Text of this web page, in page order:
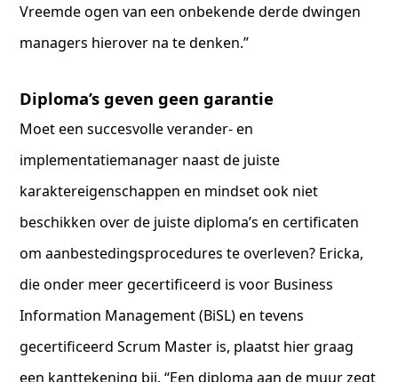
Vreemde ogen van een onbekende derde dwingen
managers hierover na te denken.”
Diploma’s geven geen garantie
Moet een succesvolle verander- en
implementatiemanager naast de juiste
karaktereigenschappen en mindset ook niet
beschikken over de juiste diploma’s en certificaten
om aanbestedingsprocedures te overleven? Ericka,
die onder meer gecertificeerd is voor Business
Information Management (BiSL) en tevens
gecertificeerd Scrum Master is, plaatst hier graag
een kanttekening bij. “Een diploma aan de muur zegt